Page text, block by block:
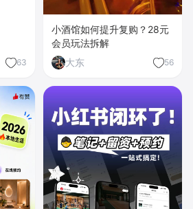
63
小酒馆如何提升复购？28元
会员玩法拆解
大东
56